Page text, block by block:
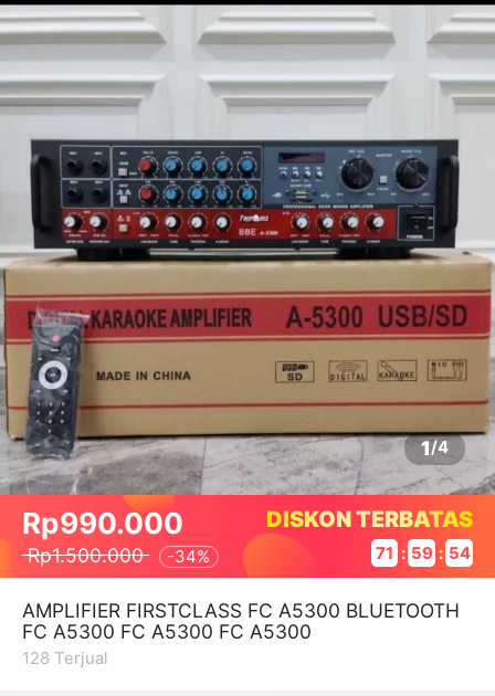
1/4
Rp990.000
Rp1.500.000 -34%
DISKON TERBATAS
71 : 59 : 54
AMPLIFIER FIRSTCLASS FC A5300 BLUETOOTH
FC A5300 FC A5300 FC A5300
128 Terjual